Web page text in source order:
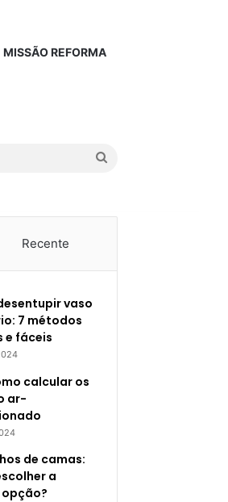
MISSÃO REFORMA
Recente
vaso
7 métodos
e fáceis
calcular os
ar-
de camas:
a